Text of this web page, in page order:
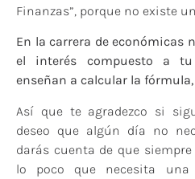
Finanzas”, porque no existe
En la carrera de económicas
el interés compuesto a
enseñan a calcular la
Así que te agradezco si
deseo que algún día no
darás cuenta de que
lo poco que necesita una